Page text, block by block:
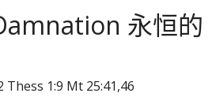
永恒的
Thess 1:9 Mt 25:41,46